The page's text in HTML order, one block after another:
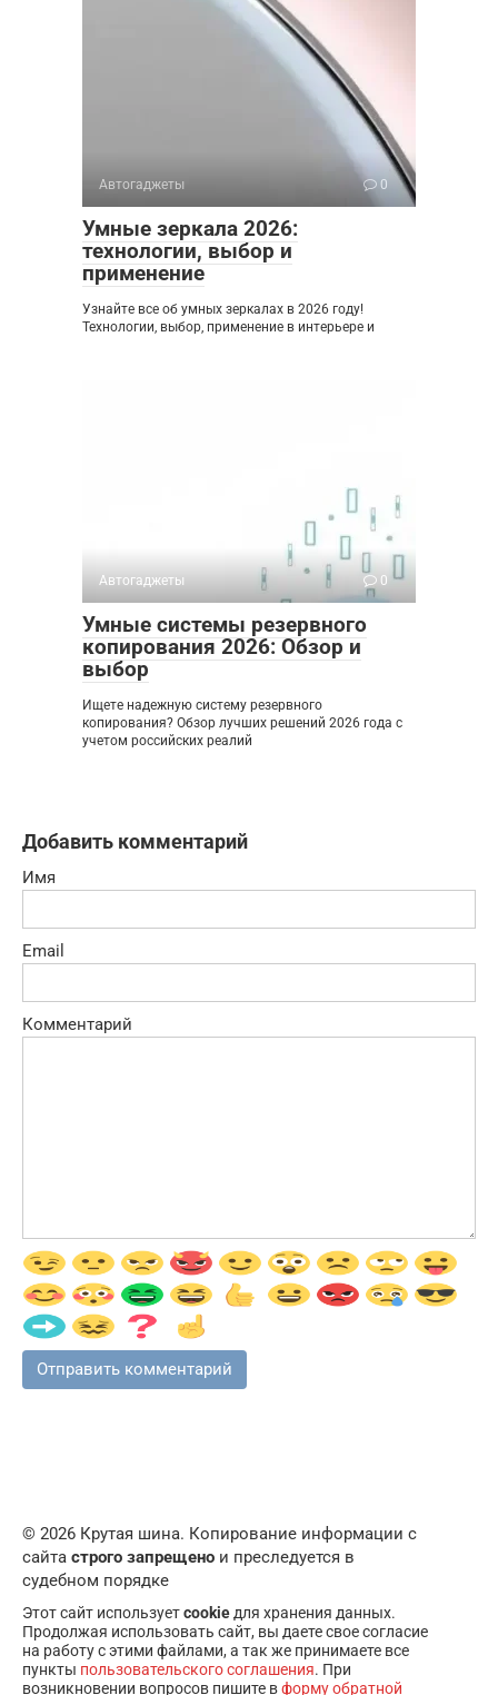
Автогаджеты 0
Умные зеркала 2026:
технологии, выбор и
применение
Узнайте все об умных зеркалах в 2026 году!
Технологии, выбор, применение в интерьере и
Автогаджеты 0
Умные системы резервного
копирования 2026: Обзор и
выбор
Ищете надежную систему резервного
копирования? Обзор лучших решений 2026 года с
учетом российских реалий
Добавить комментарий
Имя
Email
Комментарий
© 2026 Крутая шина. Копирование информации с
сайта строго запрещено и преследуется в
судебном порядке
Этот сайт используетcookie для хранения данных.
Продолжая использовать сайт, вы даете свое согласие
на работу с этими файлами, а так же принимаете все
пункты пользовательского соглашения. При
возникновении вопросов пишите вформу обратной